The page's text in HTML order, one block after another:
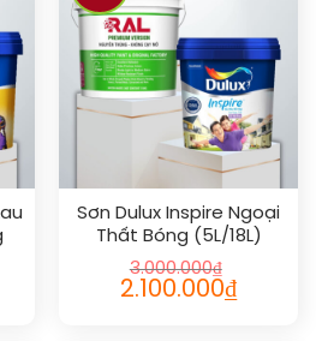
Sơn Dulux Inspire Ngoại
Thất Bóng (5L/18L)
3.000.000₫
2.100.000₫